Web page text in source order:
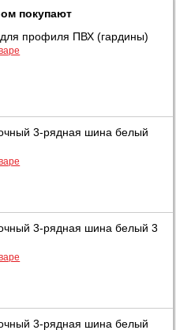
покупают
профиля ПВХ (гардины)
3-рядная шина белый
3-рядная шина белый 3
3-рядная шина белый